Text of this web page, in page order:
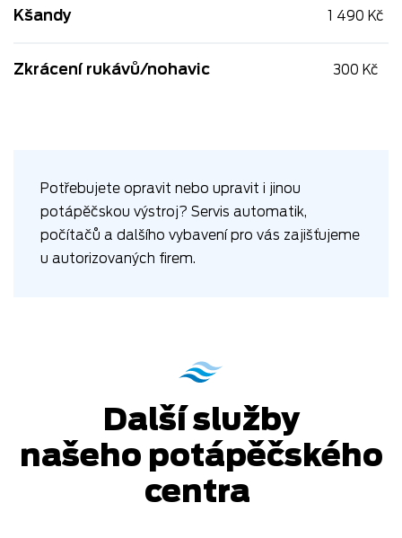
Kšandy 1 490 Kč
Zkrácení rukávů/nohavic 300 Kč
Potřebujete opravit nebo upravit i jinou
potápěčskou výstroj? Servis automatik,
počítačů a dalšího vybavení pro vás zajišťujeme
u autorizovaných firem.
Další služby
našeho potápěčského
centra